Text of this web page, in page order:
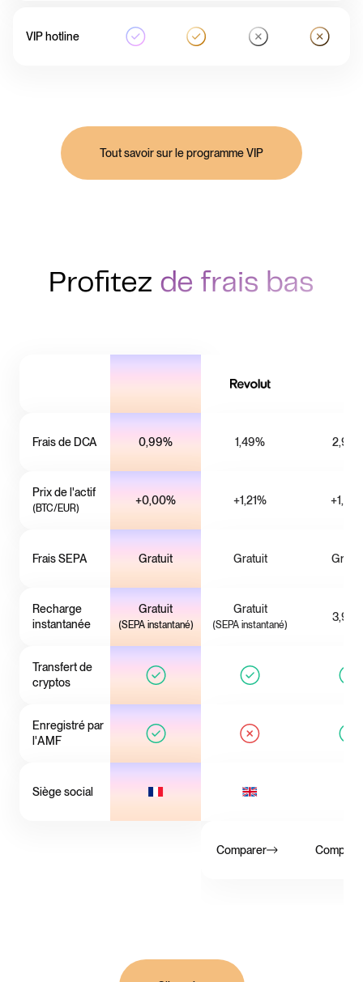
VIP hotline
Tout savoir sur le programme VIP
Profitez de frais bas
Frais de DCA 0,99%
Prix de l'actif
(BTC/EUR)
+0,00%
Frais SEPA Gratuit
Recharge
instantanée
Gratuit
(SEPA instantané)
Transfert de
cryptos
Enregistré par
l'AMF
Siège social
1,49%
+1,21%
Gratuit
Gratuit
(SEPA instantané)
Comparer